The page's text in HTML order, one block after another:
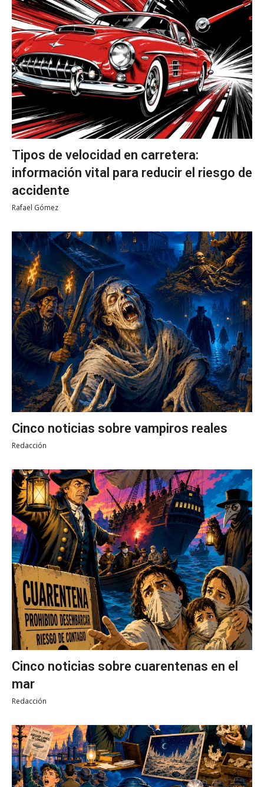
Tipos de velocidad en carretera:
información vital para reducir el riesgo de
accidente
Rafael Gómez
Cinco noticias sobre vampiros reales
Redacción
Cinco noticias sobre cuarentenas en el
mar
Redacción